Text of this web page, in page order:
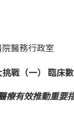
醫務行政室
戰（一） 臨床
療有效推動重要